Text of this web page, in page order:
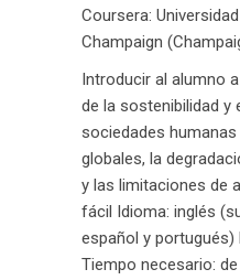
Coursera:
Champaign
Introducir al alumno
de la sostenibilidad y
sociedades
globales, la
y las limitaciones de
fácil Idioma: inglés
español y portugués)
Tiempo necesario: